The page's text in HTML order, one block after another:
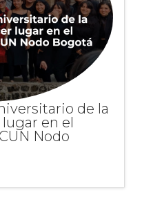
de la
en el
Nodo